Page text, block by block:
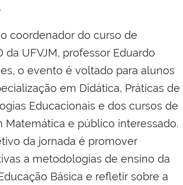
coordenador do curso de
da UFVJM, professor Eduardo
o evento é voltado para alunos
em Didática, Práticas de
Educacionais e dos cursos de
Matemática e público interessado.
da jornada é promover
a metodologias de ensino da
Básica e refletir sobre a